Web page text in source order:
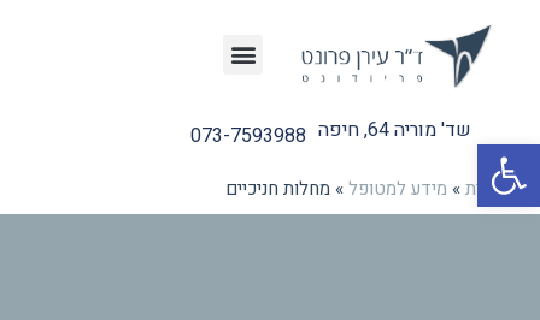
פתח סרגל נגישות
שד' מוריה 64, חיפה 073-7593988
דף הבית» מידע למטופל» מחלות חניכיים